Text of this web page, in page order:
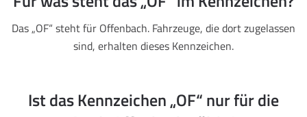
Das „OF“ steht für Offenbach. Fahrzeuge, die dort zugelassen
sind, erhalten dieses Kennzeichen.
Ist das Kennzeichen „OF“ nur für die